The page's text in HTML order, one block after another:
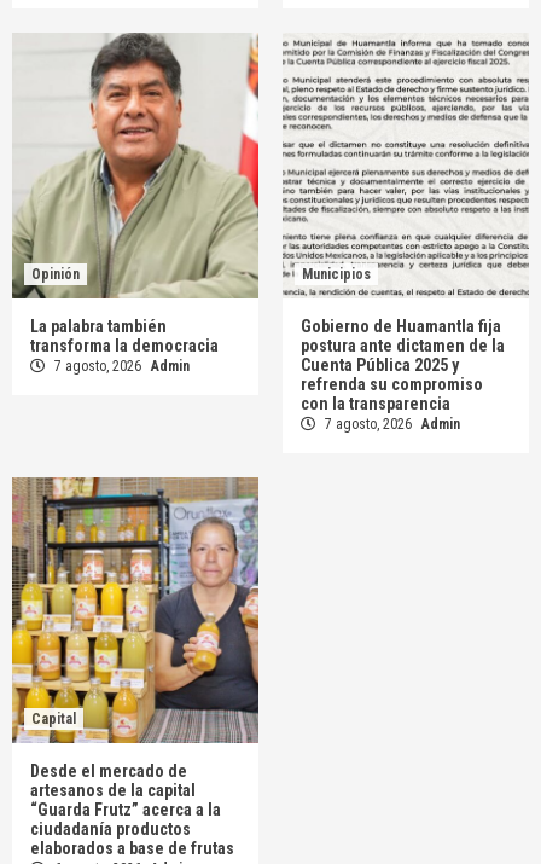
Opinión
La palabra también
transforma la democracia
7 agosto, 2026 Admin
Municipios
Gobierno de Huamantla fija
postura ante dictamen de la
Cuenta Pública 2025 y
refrenda su compromiso
con la transparencia
7 agosto, 2026 Admin
Capital
Desde el mercado de
artesanos de la capital
“Guarda Frutz” acerca a la
ciudadanía productos
elaborados a base de frutas